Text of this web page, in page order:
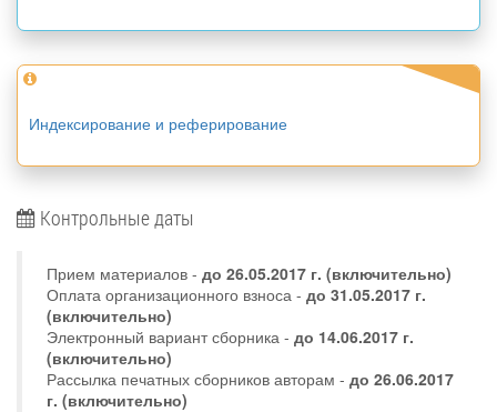
Индексирование и реферирование
Контрольные даты
Прием материалов - до 26.05.2017 г. (включительно)
Оплата организационного взноса - до 31.05.2017 г.
(включительно)
Электронный вариант сборника - до 14.06.2017 г.
(включительно)
Рассылка печатных сборников авторам - до 26.06.2017
г. (включительно)